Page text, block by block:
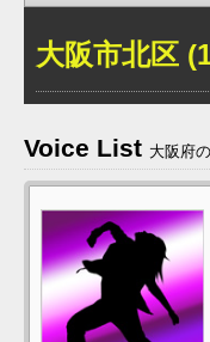
大阪市北区
Voice List 大阪府